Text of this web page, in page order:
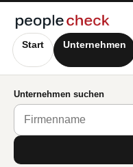
Start Unternehmen
Unternehmen suchen